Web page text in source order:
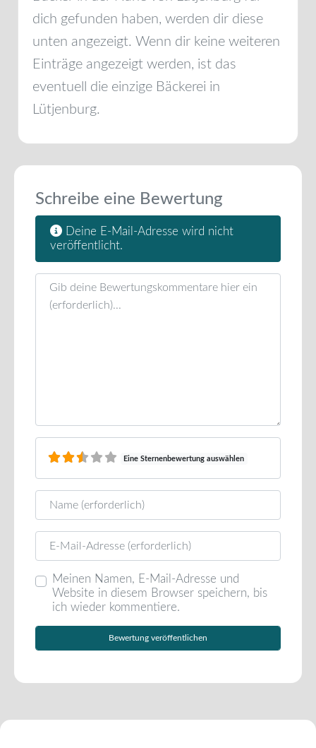
dich gefunden haben, werden dir diese
unten angezeigt. Wenn dir keine weiteren
Einträge angezeigt werden, ist das
eventuell die einzige Bäckerei in
Lütjenburg.
Schreibe eine Bewertung
Deine E-Mail-Adresse wird nicht
veröffentlicht.
Rezensionstext
Eine Sternenbewertung auswählen
Name
E-Mail
Meinen Namen, E-Mail-Adresse und
Website in diesem Browser speichern, bis
ich wieder kommentiere.